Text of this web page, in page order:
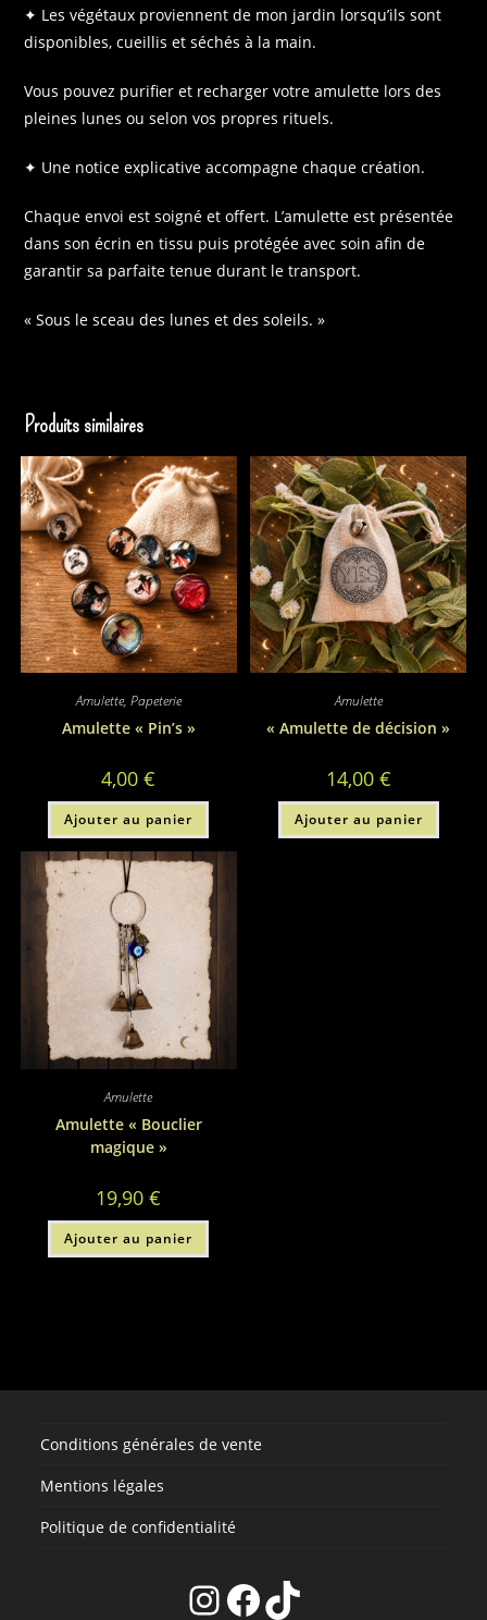
✦ Les végétaux proviennent de mon jardin lorsqu’ils sont
disponibles, cueillis et séchés à la main.
Vous pouvez purifier et recharger votre amulette lors des
pleines lunes ou selon vos propres rituels.
✦ Une notice explicative accompagne chaque création.
Chaque envoi est soigné et offert. L’amulette est présentée
dans son écrin en tissu puis protégée avec soin afin de
garantir sa parfaite tenue durant le transport.
« Sous le sceau des lunes et des soleils. »
Produits similaires
Amulette, Papeterie
Amulette « Pin’s »
4,00€
Ajouter au panier
Amulette
« Amulette de décision »
14,00 €
Ajouter au panier
Amulette
Amulette « Bouclier
magique »
19,90€
Ajouter au panier
Conditions générales de vente
Mentions légales
Politique de confidentialité
Instagram
FacebookTikTok